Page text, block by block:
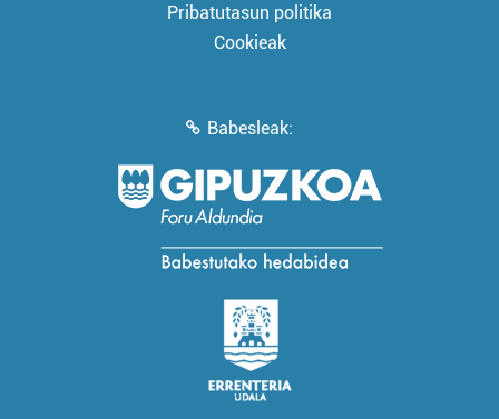
Pribatutasun politika
Cookieak
Babesleak: